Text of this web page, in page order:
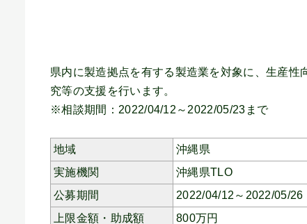
県内に製造拠点を有する製造業を対象に、生産
究等の支援を行います。
※相談期間：2022/04/12～2022/05/23まで
地域
沖縄県
実施機関
沖縄県TLO
公募期間
2022/04/12～2022/05/26
上限金額・助成額
800万円